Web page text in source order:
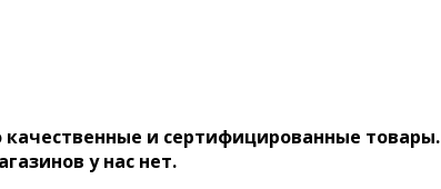
и сертифицированные товары.
у нас нет.